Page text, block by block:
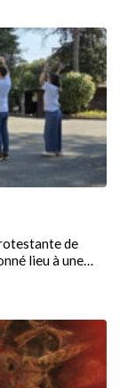
de
lieu à une